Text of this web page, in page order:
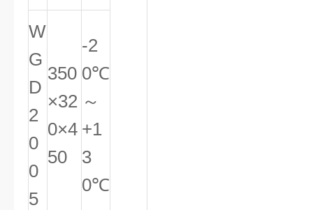
W
G
D
2
0
0
5
350
×32
0×4
50
-2
0℃
～
+1
3
0℃